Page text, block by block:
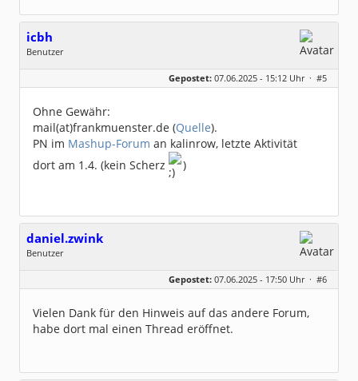
icbh
Benutzer
Geschlecht:
keine Angabe
Dabei seit:
05 / 2020
Gepostet: 07.06.2025 - 15:12 Uhr · #5
Ohne Gewähr:
mail(at)frankmuenster.de (Quelle).
PN im Mashup-Forum an kalinrow, letzte Aktivität
dort am 1.4. (kein Scherz
)
daniel.zwink
Benutzer
Dabei seit:
06 / 2025
Gepostet: 07.06.2025 - 17:50 Uhr · #6
Vielen Dank für den Hinweis auf das andere Forum,
habe dort mal einen Thread eröffnet.